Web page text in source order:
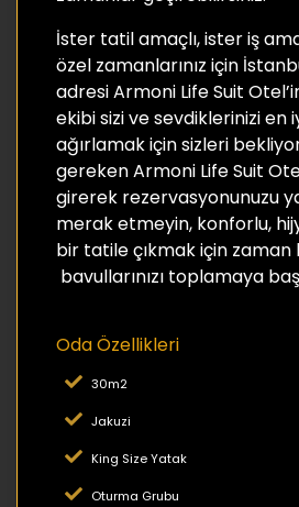
İster tatil amaçlı, ister iş
özel zamanlarınız için
adresi Armoni Life Suit
ekibi sizi ve sevdiklerinizi en
ağırlamak için sizleri
gereken Armoni Life Suit
girerek rezervasyonunuzu
merak etmeyin, konforlu,
bir tatile çıkmak için
bavullarınızı toplamaya
Oda Özellikleri
30m2
Jakuzi
King Size Yatak
Oturma Grubu